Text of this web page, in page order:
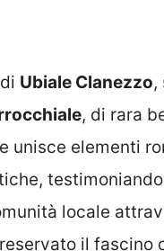
Ubiale Clanezzo,
, di rara
unisce elementi
locale
il fascino